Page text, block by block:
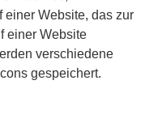
einer Website, das zur
einer Website
verschiedene
gespeichert.